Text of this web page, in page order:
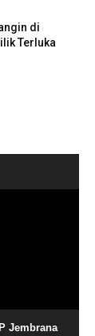
di
Terluka
Jembrana